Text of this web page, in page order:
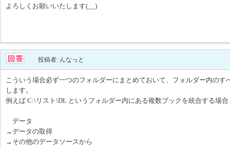
よろしくお願いいたします(__)
投稿者: んなっと
こういう場合必ず一つのフォルダーにまとめておいて、フォルダー内のす
します。
例えば C:\リスト\DL というフォルダー内にある複数ブックを統合する場合
データ
→データの取得
→その他のデータソースから